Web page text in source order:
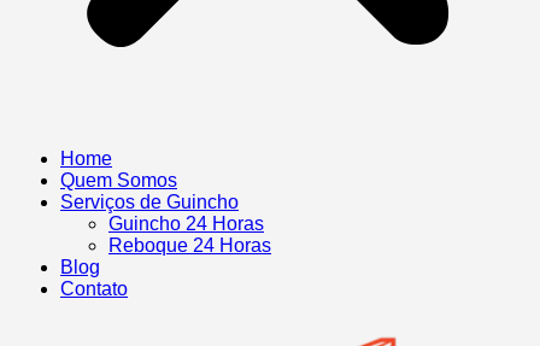
Home
Quem Somos
Serviços de Guincho
Guincho 24 Horas
Reboque 24 Horas
Blog
Contato